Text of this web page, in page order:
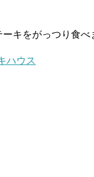
キをがっつり食べ
ハウス